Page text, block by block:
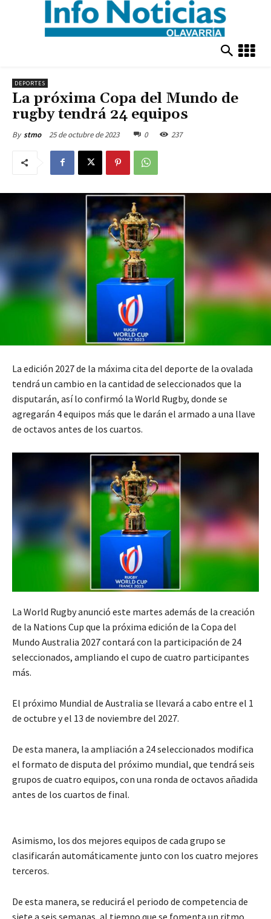
DEPORTES
La próxima Copa del Mundo de
rugby tendrá 24 equipos
By stmo 25 de octubre de 2023 0 237
La edición 2027 de la máxima cita del deporte de la ovalada
tendrá un cambio en la cantidad de seleccionados que la
disputarán, así lo confirmó la World Rugby, donde se
agregarán 4 equipos más que le darán el armado a una llave
de octavos antes de los cuartos.
La World Rugby anunció este martes además de la creación
de la Nations Cup que la próxima edición de la Copa del
Mundo Australia 2027 contará con la participación de 24
seleccionados, ampliando el cupo de cuatro participantes
más.
El próximo Mundial de Australia se llevará a cabo entre el 1
de octubre y el 13 de noviembre del 2027.
De esta manera, la ampliación a 24 seleccionados modifica
el formato de disputa del próximo mundial, que tendrá seis
grupos de cuatro equipos, con una ronda de octavos añadida
antes de los cuartos de final.
Asimismo, los dos mejores equipos de cada grupo se
clasificarán automáticamente junto con los cuatro mejores
terceros.
De esta manera, se reducirá el periodo de competencia de
siete a seis semanas, al tiempo que se fomenta un ritmo